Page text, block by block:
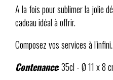
A la fois pour sublimer la jolie
cadeau idéal à offrir.
Composez vos services à
Contenance: 35cl - Ø 11 x 8